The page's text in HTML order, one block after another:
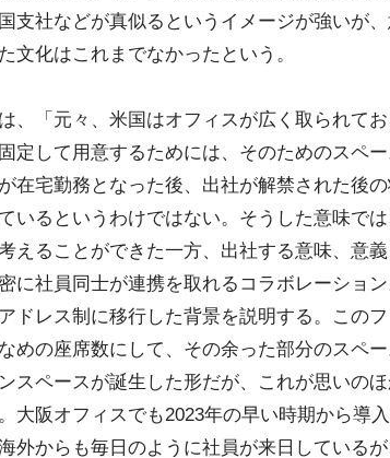
支社などが真似るというイメージが強いが
文化はこれまでなかったという。
、「元々、米国はオフィスが広く取られて
定して用意するためには、そのためのスペ
在宅勤務となった後、出社が解禁された後
いるというわけではない。そうした意味で
えることができた一方、出社する意味、意
に社員同士が連携を取れるコラボレーショ
ドレス制に移行した背景を説明する。この
めの座席数にして、その余った部分のスペ
スペースが誕生した形だが、これが思いの
大阪オフィスでも2023年の早い時期から導
外からも毎日のように社員が来日している